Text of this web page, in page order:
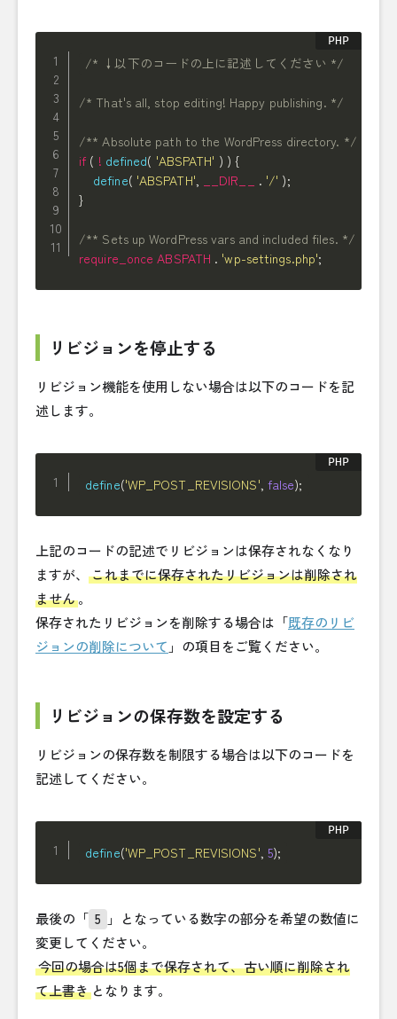
/* ↓以下のコードの上に記述してください */
/* That's all, stop editing! Happy publishing. */
/** Absolute path to the WordPress directory. */
if ( ! defined( 'ABSPATH' ) ) {
define( 'ABSPATH' __DIR__ . '/' );
}
/** Sets up WordPress vars and included files. */
require_once ABSPATH . 'wp-settings.php';
リビジョンを停止する
リビジョン機能を使用しない場合は以下のコードを記
述します。
define('WP_POST_REVISIONS' false);
上記のコードの記述でリビジョンは保存されなくなり
ますが、
これまでに保存されたリビジョンは削除され
ません。
保存されたリビジョンを削除する場合は「既存のリビ
ジョンの削除について 」の項目をご覧ください。
リビジョンの保存数を設定する
リビジョンの保存数を制限する場合は以下のコードを
記述してください。
define('WP_POST_REVISIONS' 5);
最後の「 5 」となっている数字の部分を希望の数値に
変更してください。
今回の場合は5個まで保存されて、古い順に削除され
て上書き となります。